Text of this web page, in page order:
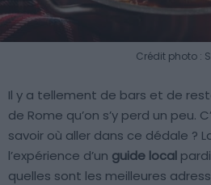
Crédit photo :
Il y a tellement de bars et de
de Rome qu’on s’y perd un peu.
savoir où aller dans ce dédale ?
l’expérience d’un guide local
quelles sont les meilleures